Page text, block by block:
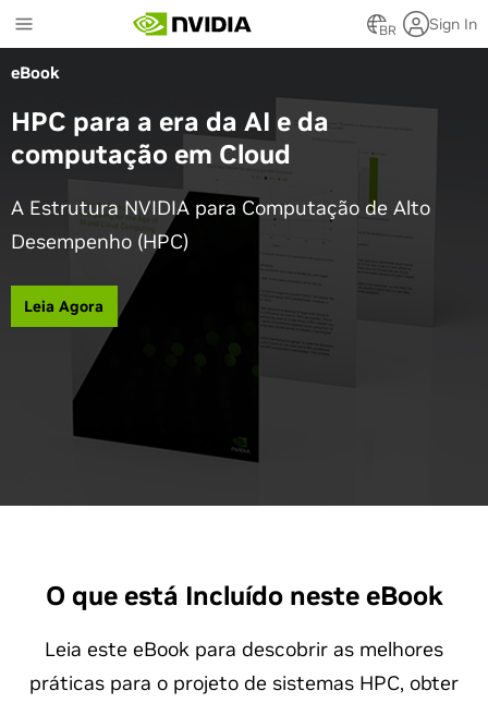
to
main
content
BR Sign In
eBook
HPC para a era da AI e da
computação em Cloud
A Estrutura NVIDIA para Computação de Alto
Desempenho (HPC)
Leia Agora
O que está Incluído neste eBook
Leia este eBook para descobrir as melhores
práticas para o projeto de sistemas HPC, obter